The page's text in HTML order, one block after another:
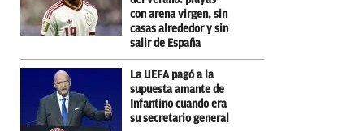
con arena virgen, sin
casas alrededor y sin
salir de España
La UEFA pagó a la
supuesta amante de
Infantino cuando era
su secretario general